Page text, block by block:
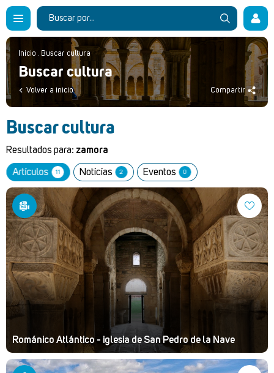
Inicio . Buscar cultura
Buscar cultura
Volver a inicio Compartir
Buscar cultura
Resultados para: zamora
Artículos 11 Noticias 2 Eventos 0
Románico Atlántico - iglesia de San Pedro de la Nave